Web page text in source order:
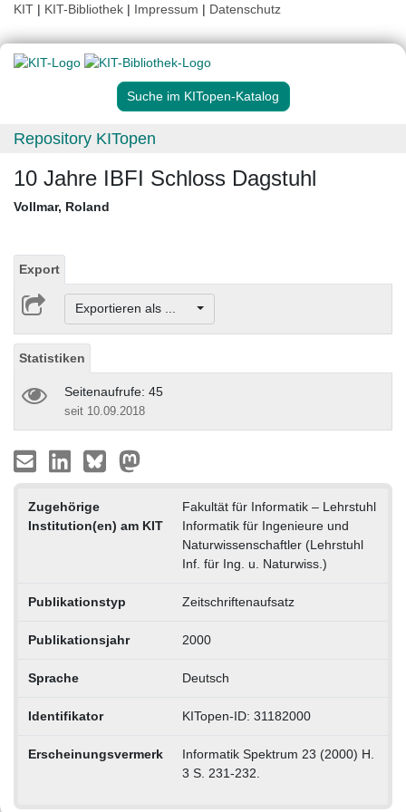
KIT | KIT-Bibliothek | Impressum | Datenschutz
Suche im KITopen-Katalog
Repository KITopen
10 Jahre IBFI Schloss Dagstuhl
Vollmar, Roland
Export
Exportieren als ...
Statistiken
Seitenaufrufe: 45
seit 10.09.2018
Zugehörige
Institution(en) am KIT
Fakultät für Informatik – Lehrstuhl
Informatik für Ingenieure und
Naturwissenschaftler (Lehrstuhl
Inf. für Ing. u. Naturwiss.)
Publikationstyp Zeitschriftenaufsatz
Publikationsjahr 2000
Sprache Deutsch
Identifikator KITopen-ID: 31182000
Erscheinungsvermerk
Informatik Spektrum 23 (2000) H.
3 S. 231-232.